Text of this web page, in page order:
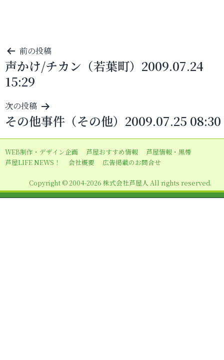
投
稿
ナ
ビ
ゲ
ー
シ
ョ
前の投稿
声かけ/チカン（若葉町）2009.07.24
15:29
次の投稿
その他事件（その他）2009.07.25 08:30
WEB制作・デザイン企画 芦屋おすすめ情報
芦屋情報・黒帯
芦屋LIFE NEWS！
会社概要 広告掲載のお問合せ
Copyright © 2004-2026 株式会社芦屋人 All rights reserved.